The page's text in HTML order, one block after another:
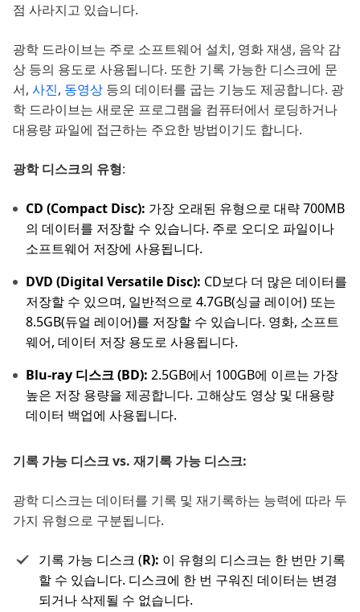
점 사라지고 있습니다.
광학 드라이브는 주로 소프트웨어 설치, 영화 재생, 음악 감
상 등의 용도로 사용됩니다. 또한 기록 가능한 디스크에 문
서, 사진, 동영상 등의 데이터를 굽는 기능도 제공합니다. 광
학 드라이브는 새로운 프로그램을 컴퓨터에서 로딩하거나
대용량 파일에 접근하는 주요한 방법이기도 합니다.
광학 디스크의 유형:
CD (Compact Disc): 가장 오래된 유형으로 대략 700MB
의 데이터를 저장할 수 있습니다. 주로 오디오 파일이나
소프트웨어 저장에 사용됩니다.
DVD (Digital Versatile Disc): CD보다 더 많은 데이터를
저장할 수 있으며, 일반적으로 4.7GB(싱글 레이어) 또는
8.5GB(듀얼 레이어)를 저장할 수 있습니다. 영화, 소프트
웨어, 데이터 저장 용도로 사용됩니다.
Blu-ray 디스크 (BD): 2.5GB에서 100GB에 이르는 가장
높은 저장 용량을 제공합니다. 고해상도 영상 및 대용량
데이터 백업에 사용됩니다.
기록 가능 디스크 vs. 재기록 가능 디스크:
광학 디스크는 데이터를 기록 및 재기록하는 능력에 따라 두
가지 유형으로 구분됩니다.
기록 가능 디스크 (R): 이 유형의 디스크는 한 번만 기록
할 수 있습니다. 디스크에 한 번 구워진 데이터는 변경
되거나 삭제될 수 없습니다.